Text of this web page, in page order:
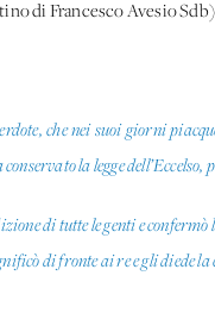
di Francesco Avesio
che nei suoi giorni
conservato la legge
di tutte le genti e
di fronte ai re e gli diede